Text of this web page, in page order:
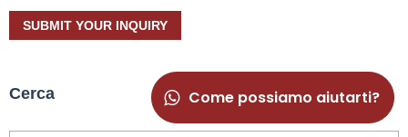
Cerca Come possiamo aiutarti?